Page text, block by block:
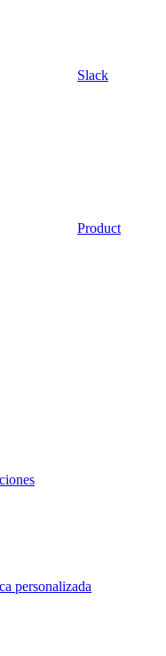
Slack
Product
personalizada